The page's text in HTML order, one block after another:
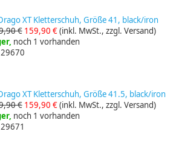
XT Kletterschuh, Größe 41, black/iron
€ 159,90 €(inkl. MwSt., zzgl. Versand)
noch 1 vorhanden
XT Kletterschuh, Größe 41.5, black/iron
€ 159,90 €(inkl. MwSt., zzgl. Versand)
noch 1 vorhanden